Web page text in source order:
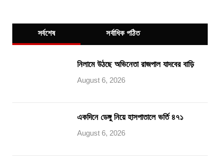
সর্বশেষ সর্বাধিক পঠিত
নিলামে উঠছে অভিনেতা রাজপাল যাদবের বাড়ি
August 6, 2026
একদিনে ডেঙ্গু নিয়ে হাসপাতালে ভর্তি ৪৭১
August 6, 2026